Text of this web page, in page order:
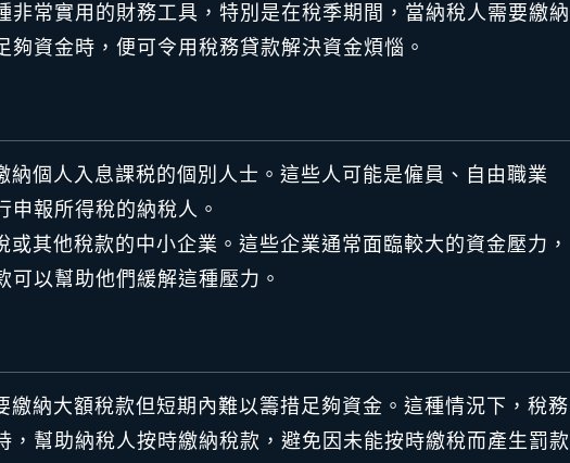
非常實用的財務工具，特別是在稅季期間，當納稅人需要繳納
夠資金時，便可令用稅務貸款解決資金煩惱。
納個人入息課税的個別人士。這些人可能是僱員、自由職業
申報所得稅的納稅人。
或其他稅款的中小企業。這些企業通常面臨較大的資金壓力，
以幫助他們緩解這種壓力。
繳納大額稅款但短期內難以籌措足夠資金。這種情況下，稅務
，幫助納稅人按時繳納稅款，避免因未能按時繳稅而產生罰款